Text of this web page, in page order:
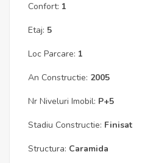
Confort: 1
Etaj: 5
Loc Parcare: 1
An Constructie: 2005
Nr Niveluri Imobil: P+5
Stadiu Constructie: Finisat
Structura: Caramida